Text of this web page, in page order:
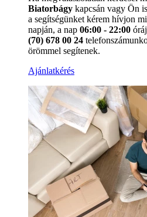
Biatorbágy kapcsán vagy Ön
a segítségünket kérem hívjon
napján, a nap 06:00 - 22:00
(70) 678 00 24
örömmel segítenek.
Ajánlatkérés